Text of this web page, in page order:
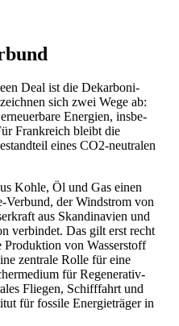
Deal ist die Dekar­bo­ni­
sich zwei Wege ab:
Energien, insbe­
Frank­reich bleibt die
eines CO2-neutralen
Kohle, Öl und Gas einen
Verbund, der Windstrom von
aus Skandi­navien und
verbindet. Das gilt erst recht
von Wasser­stoff
zentrale Rolle für eine
für Regene­ra­tiv­
Fliegen, Schiff­fahrt und
für fossile Energie­träger in